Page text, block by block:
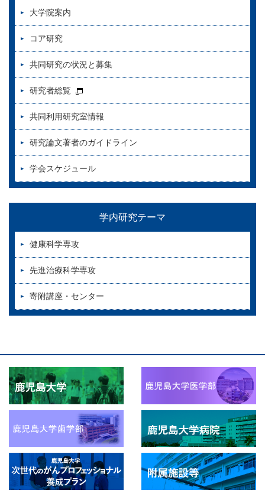
大学院案内
コア研究
共同研究の状況と募集
研究者総覧
共同利用研究室情報
研究論文著者のガイドライン
学会スケジュール
学内研究テーマ
健康科学専攻
先進治療科学専攻
寄附講座・センター